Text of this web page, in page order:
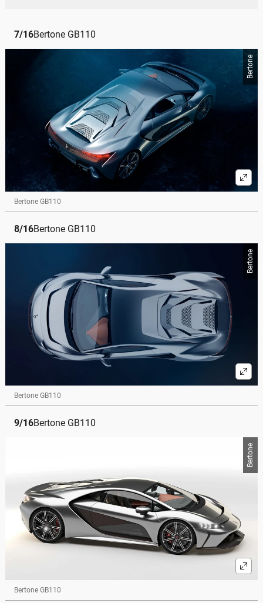
7/16Bertone GB110
Bertone
Bertone GB110
8/16Bertone GB110
Bertone
Bertone GB110
9/16Bertone GB110
Bertone
Bertone GB110